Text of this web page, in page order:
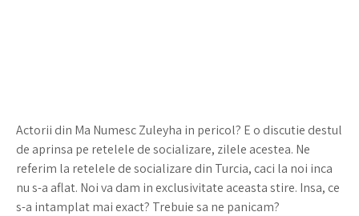
Actorii din Ma Numesc Zuleyha in pericol? E o discutie destul
de aprinsa pe retelele de socializare, zilele acestea. Ne
referim la retelele de socializare din Turcia, caci la noi inca
nu s-a aflat. Noi va dam in exclusivitate aceasta stire. Insa, ce
s-a intamplat mai exact? Trebuie sa ne panicam?